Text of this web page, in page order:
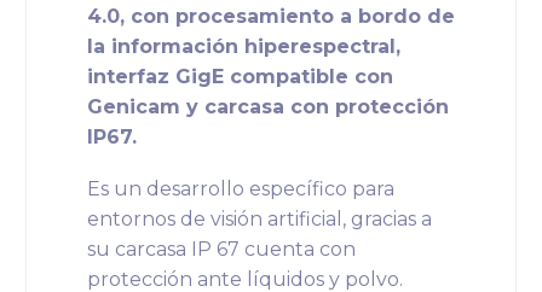
4.0, con procesamiento a bordo de
la información hiperespectral,
interfaz GigE compatible con
Genicam y carcasa con protección
IP67.
Es un desarrollo específico para
entornos de visión artificial, gracias a
su carcasa IP 67 cuenta con
protección ante líquidos y polvo.